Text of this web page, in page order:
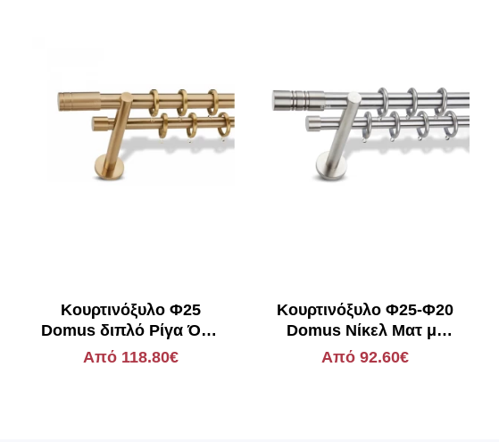
Kουρτινόξυλο Φ25
Domus διπλό Ρίγα Όρο
Ματ
Από 118.80€
Κουρτινόξυλο Φ25-Φ20
Domus Νίκελ Ματ με
Διπλό Σωλήνα Ισμήνη
Από 92.60€